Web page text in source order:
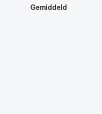
Gemiddeld